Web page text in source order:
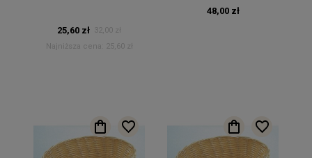
25,60 zł
32,00 zł
Najniższa cena:
25,60 zł
48,00 zł